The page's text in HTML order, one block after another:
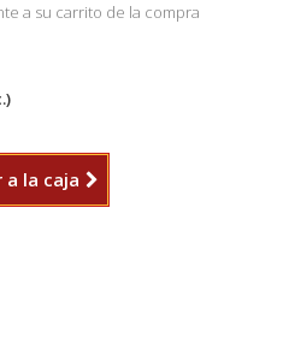
a su carrito de la compra
a la caja